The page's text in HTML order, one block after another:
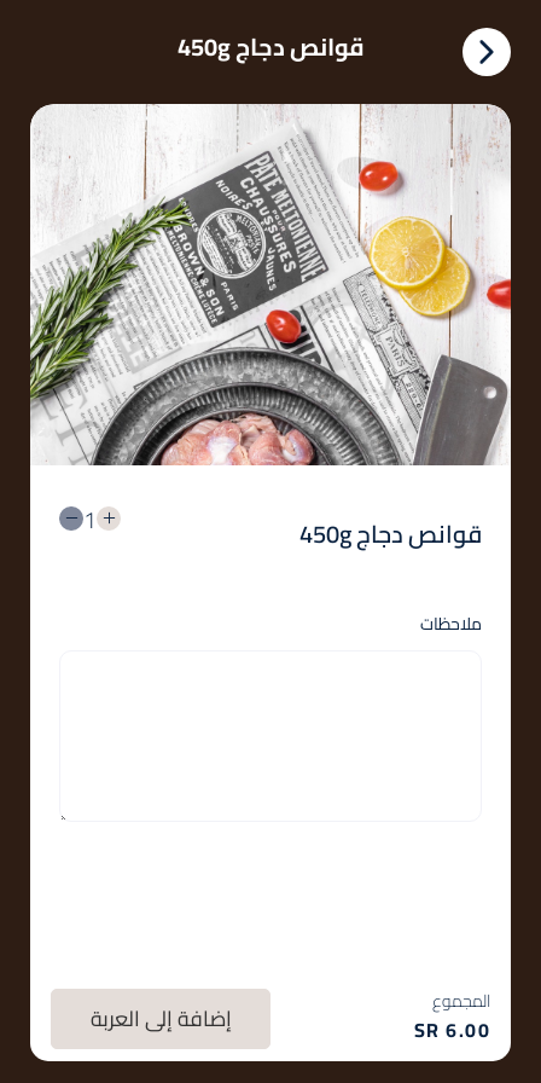
قوانص دجاج 450g
قوانص دجاج 450g 1
ملاحظات
المجموع
6.00 إضافة إلى العربة